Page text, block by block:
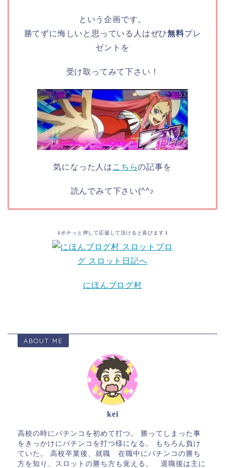
という企画です。
勝てずに悔しいと思っている人はぜひ無料プレ
ゼントを
受け取ってみて下さい！
気になった人は こちらの記事を
読んでみて下さい(^^♪
⇓ポチっと押して応援して頂けると喜びます⇓
にほんブログ村
ABOUT ME
kei
高校の時にパチンコを初めて打つ。 勝ってしまった事
をきっかけにパチンコを打つ様になる。 もちろん負け
ていた。 高校卒業後、就職 在職中にパチンコの勝ち
方を知り、スロットの勝ち方も覚える。 退職後は主に